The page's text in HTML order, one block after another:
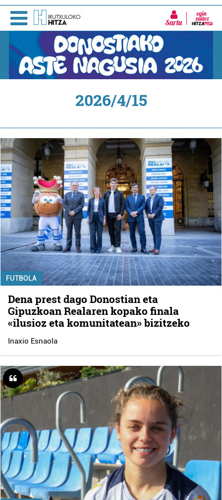
Sartu
2026/4/15
FUTBOLA
Dena prest dago Donostian eta
Gipuzkoan Realaren kopako finala
«ilusioz eta komunitatean» bizitzeko
Inaxio Esnaola